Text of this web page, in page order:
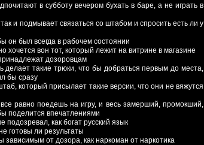
в субботу вечером бухать в баре, а не играть в
и подмывает связаться со штабом и спросить есть ли у
он был всегда в рабочем состоянии
хочется вон тот, который лежит на витрине в магазине
дозоровцам
делает такие трюки, что бы добраться первым до места,
бы сразу
который присылает такие версии, что они не вяжутся
равно поедешь на игру, и весь замерший, промокший,
поделится впечатлениями
как богат русский язык
готовы ли результаты
от дозора, как наркоман от наркотика